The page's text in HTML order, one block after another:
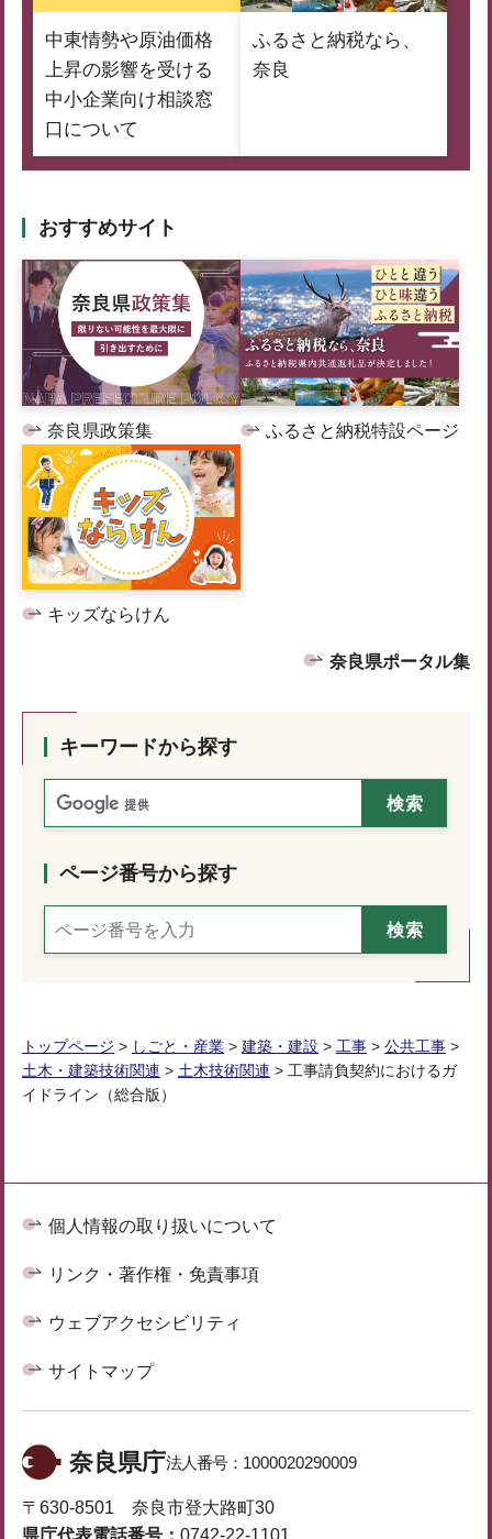
中東情勢や原油価格
上昇の影響を受ける
中小企業向け相談窓
口について
ふるさと納税なら、
奈良
おすすめサイト
奈良県政策集 ふるさと納税特設ページ
キッズならけん
奈良県ポータル集
キーワードから探す
ページ番号から探す
トップページ > しごと・産業 > 建築・建設 > 工事 > 公共工事 >
土木・建築技術関連 > 土木技術関連 > 工事請負契約におけるガ
イドライン（総合版）
個人情報の取り扱いについて
リンク・著作権・免責事項
ウェブアクセシビリティ
サイトマップ
奈良県庁法人番号： 1000020290009
〒630-8501 奈良市登大路町30